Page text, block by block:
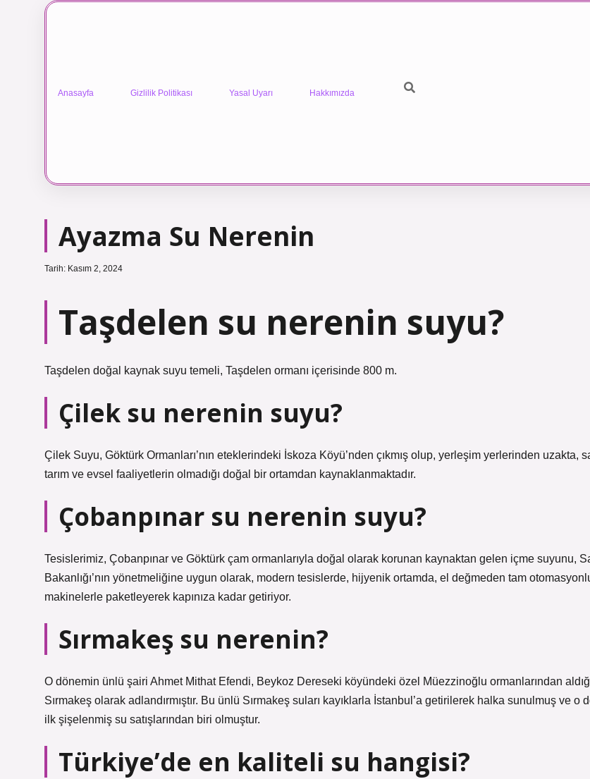
Anasayfa Gizlilik Politikası Yasal Uyarı Hakkımızda
Ayazma Su Nerenin
Tarih: Kasım 2, 2024
Taşdelen su nerenin suyu?
Taşdelen doğal kaynak suyu temeli, Taşdelen ormanı içerisinde 800 m.
Çilek su nerenin suyu?
Çilek Suyu, Göktürk Ormanları’nın eteklerindeki İskoza Köyü’nden çıkmış olup, yerleşim yerlerinden uzakta,
tarım ve evsel faaliyetlerin olmadığı doğal bir ortamdan kaynaklanmaktadır.
Çobanpınar su nerenin suyu?
Tesislerimiz, Çobanpınar ve Göktürk çam ormanlarıyla doğal olarak korunan kaynaktan gelen içme suyunu,
Bakanlığı’nın yönetmeliğine uygun olarak, modern tesislerde, hijyenik ortamda, el değmeden tam
makinelerle paketleyerek kapınıza kadar getiriyor.
Sırmakeş su nerenin?
O dönemin ünlü şairi Ahmet Mithat Efendi, Beykoz Dereseki köyündeki özel Müezzinoğlu ormanlarından
Sırmakeş olarak adlandırmıştır. Bu ünlü Sırmakeş suları kayıklarla İstanbul’a getirilerek halka sunulmuş ve o
ilk şişelenmiş su satışlarından biri olmuştur.
Türkiye’de en kaliteli su hangisi?